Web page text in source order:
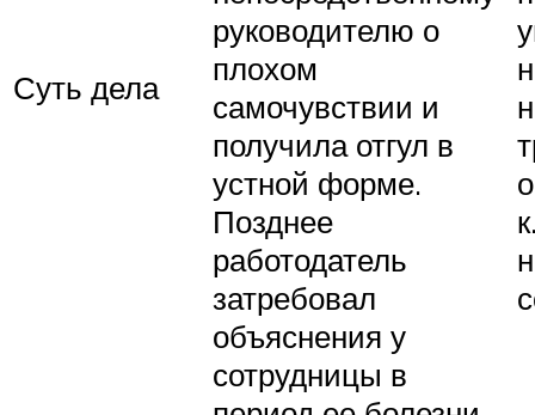
Суть дела
руководителю о
плохом
самочувствии и
получила отгул в
устной форме.
Позднее
работодатель
затребовал
объяснения у
сотрудницы в